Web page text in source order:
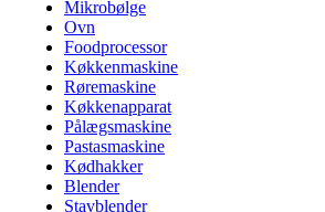
Mikrobølge
Ovn
Foodprocessor
Køkkenmaskine
Røremaskine
Køkkenapparat
Pålægsmaskine
Pastasmaskine
Kødhakker
Blender
Stavblender